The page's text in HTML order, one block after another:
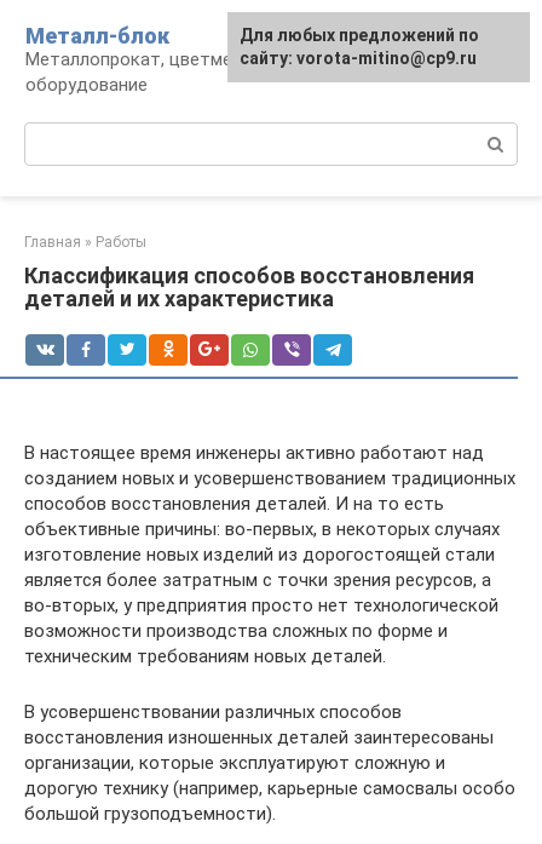
контенту
Металл-блок
Металлопрокат, цветмет, обработка и
оборудование
Главная » Работы
Классификация способов восстановления
деталей и их характеристика
В настоящее время инженеры активно работают над
созданием новых и усовершенствованием традиционных
способов восстановления деталей. И на то есть
объективные причины: во-первых, в некоторых случаях
изготовление новых изделий из дорогостоящей стали
является более затратным с точки зрения ресурсов, а
во-вторых, у предприятия просто нет технологической
возможности производства сложных по форме и
техническим требованиям новых деталей.
В усовершенствовании различных способов
восстановления изношенных деталей заинтересованы
организации, которые эксплуатируют сложную и
дорогую технику (например, карьерные самосвалы особо
большой грузоподъемности).
Для любых предложений по
сайту: vorota-mitino@cp9.ru